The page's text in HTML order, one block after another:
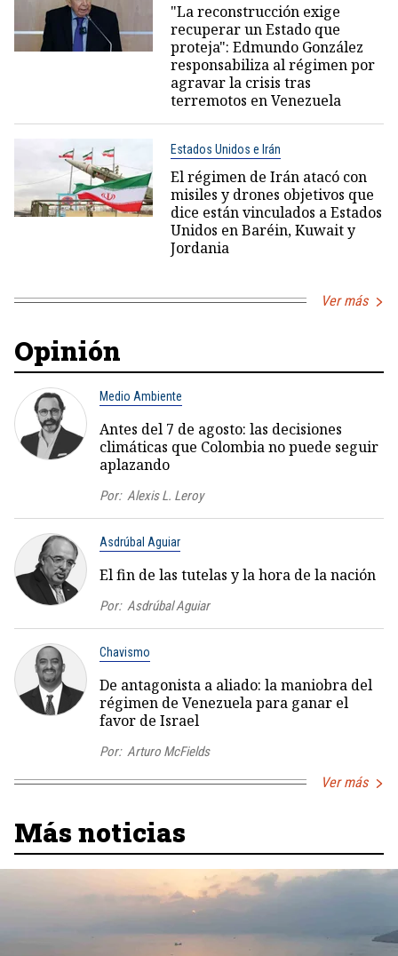
"La reconstrucción exige
recuperar un Estado que
proteja": Edmundo González
responsabiliza al régimen por
agravar la crisis tras
terremotos en Venezuela
Estados Unidos e Irán
El régimen de Irán atacó con
misiles y drones objetivos que
dice están vinculados a Estados
Unidos en Baréin, Kuwait y
Jordania
Ver más
Opinión
Medio Ambiente
Antes del 7 de agosto: las decisiones
climáticas que Colombia no puede seguir
aplazando
Por: Alexis L. Leroy
Asdrúbal Aguiar
El fin de las tutelas y la hora de la nación
Por: Asdrúbal Aguiar
Chavismo
De antagonista a aliado: la maniobra del
régimen de Venezuela para ganar el
favor de Israel
Por: Arturo McFields
Ver más
Más noticias